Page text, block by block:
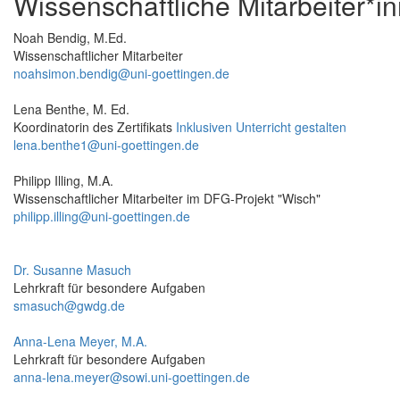
Noah Bendig, M.Ed.
Wissenschaftlicher Mitarbeiter
noahsimon.bendig@uni-goettingen.de
Lena Benthe, M. Ed.
Koordinatorin des Zertifikats Inklusiven Unterricht gestalten
lena.benthe1@uni-goettingen.de
Philipp Illing, M.A.
Wissenschaftlicher Mitarbeiter im DFG-Projekt "Wisch"
philipp.illing@uni-goettingen.de
Dr. Susanne Masuch
Lehrkraft für besondere Aufgaben
smasuch@gwdg.de
Anna-Lena Meyer, M.A.
Lehrkraft für besondere Aufgaben
anna-lena.meyer@sowi.uni-goettingen.de